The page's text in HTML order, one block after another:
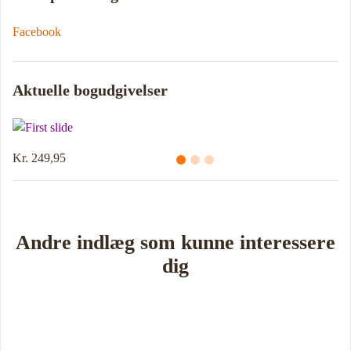
Facebook
Aktuelle bogudgivelser
Kr. 249,95
Andre indlæg som kunne interessere
dig